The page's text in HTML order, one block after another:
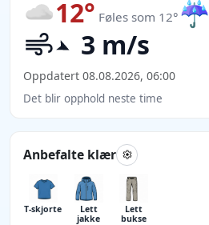
12° Føles som 12° ☔
3 m/s
Oppdatert 08.08.2026, 06:00
Det blir opphold neste time
Anbefalte klær
T-skjorte
Lett
jakke
Lett
bukse